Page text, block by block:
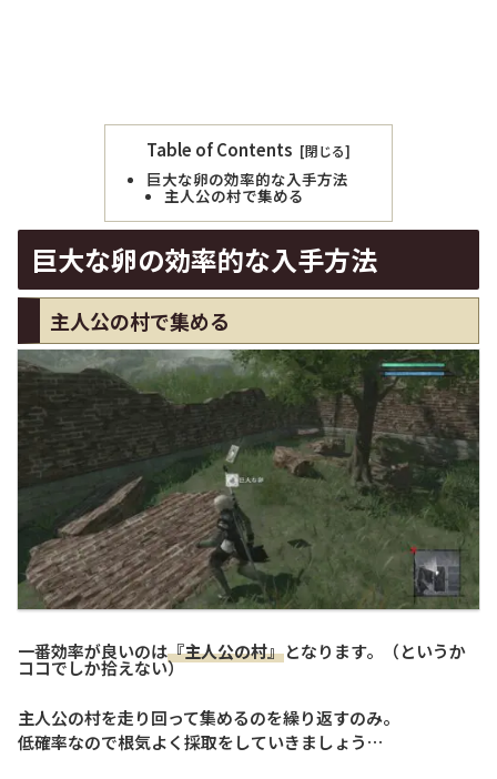
Table of Contents
巨大な卵の効率的な入手方法
主人公の村で集める
巨大な卵の効率的な入手方法
主人公の村で集める
一番効率が良いのは『主人公の村』となります。（というか
ココでしか拾えない）
主人公の村を走り回って集めるのを繰り返すのみ。
低確率なので根気よく採取をしていきましょう…